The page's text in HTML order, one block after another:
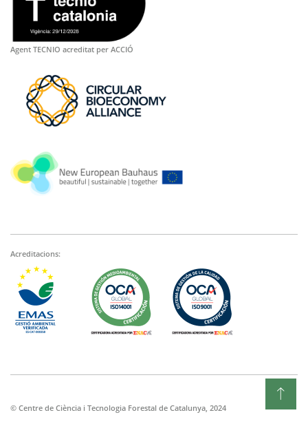
Agent TECNIO acreditat per ACCIÓ
Acreditacions:
© Centre de Ciència i Tecnologia Forestal de Catalunya, 2024